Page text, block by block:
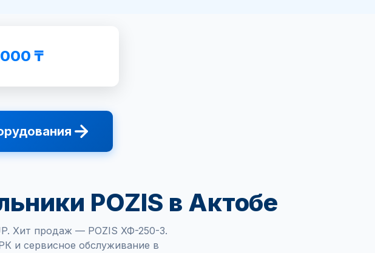
₸
POZIS в Актобе
Хит продаж — POZIS ХФ-250-3.
и сервисное обслуживание в